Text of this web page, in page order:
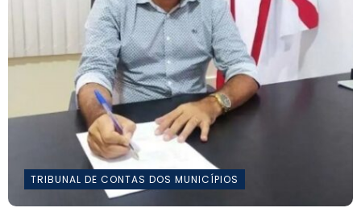
TRIBUNAL DE CONTAS DOS MUNICÍPIOS